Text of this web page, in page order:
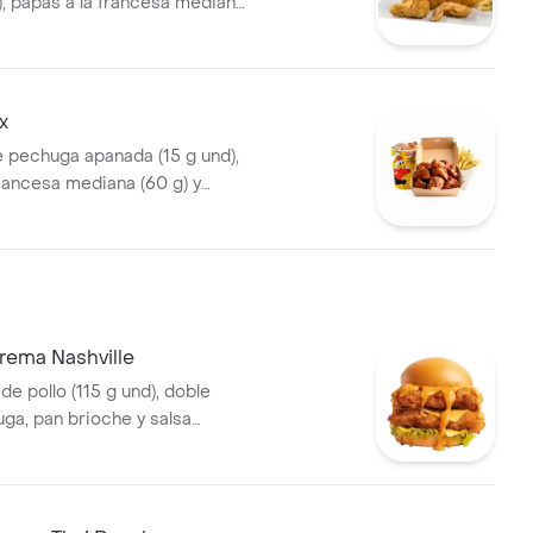
pechuga apanada (15 g und),
mediana (60 g) y
Nashville
pollo (115 g und), doble
pan brioche y salsa